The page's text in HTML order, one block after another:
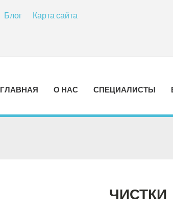
Блог Карта сайта
ГЛАВНАЯ О НАС СПЕЦИАЛИСТЫ
ЧИСТКИ